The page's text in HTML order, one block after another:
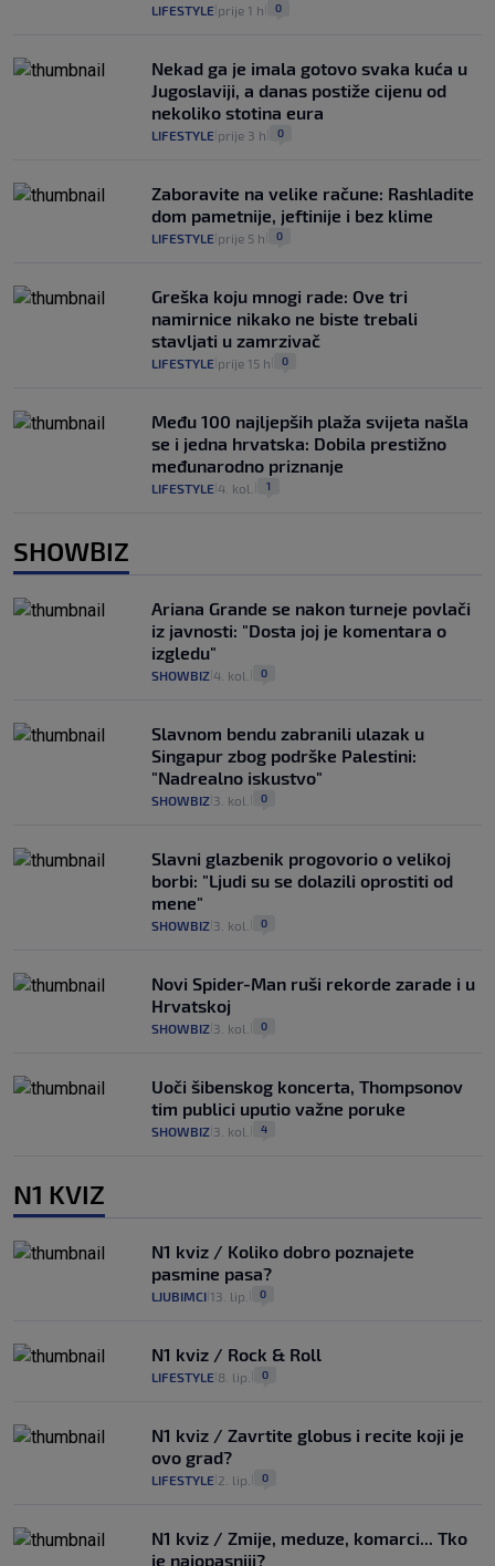
LIFESTYLE prije 1 h 0
Nekad ga je imala gotovo svaka kuća u
Jugoslaviji, a danas postiže cijenu od
nekoliko stotina eura
LIFESTYLE prije 3 h 0
Zaboravite na velike račune: Rashladite
dom pametnije, jeftinije i bez klime
LIFESTYLE prije 5 h 0
Greška koju mnogi rade: Ove tri
namirnice nikako ne biste trebali
stavljati u zamrzivač
LIFESTYLE prije 15 h 0
Među 100 najljepših plaža svijeta našla
se i jedna hrvatska: Dobila prestižno
međunarodno priznanje
LIFESTYLE 4. kol. 1
SHOWBIZ
Ariana Grande se nakon turneje povlači
iz javnosti: "Dosta joj je komentara o
izgledu"
SHOWBIZ 4. kol. 0
Slavnom bendu zabranili ulazak u
Singapur zbog podrške Palestini:
"Nadrealno iskustvo"
SHOWBIZ 3. kol. 0
Slavni glazbenik progovorio o velikoj
borbi: "Ljudi su se dolazili oprostiti od
mene"
SHOWBIZ 3. kol. 0
Novi Spider-Man ruši rekorde zarade i u
Hrvatskoj
SHOWBIZ 3. kol. 0
Uoči šibenskog koncerta, Thompsonov
tim publici uputio važne poruke
SHOWBIZ 3. kol. 4
N1 KVIZ
N1 kviz / Koliko dobro poznajete
pasmine pasa?
LJUBIMCI 13. lip. 0
N1 kviz / Rock & Roll
LIFESTYLE 8. lip. 0
N1 kviz / Zavrtite globus i recite koji je
ovo grad?
LIFESTYLE 2. lip. 0
N1 kviz / Zmije, meduze, komarci... Tko
je najopasniji?